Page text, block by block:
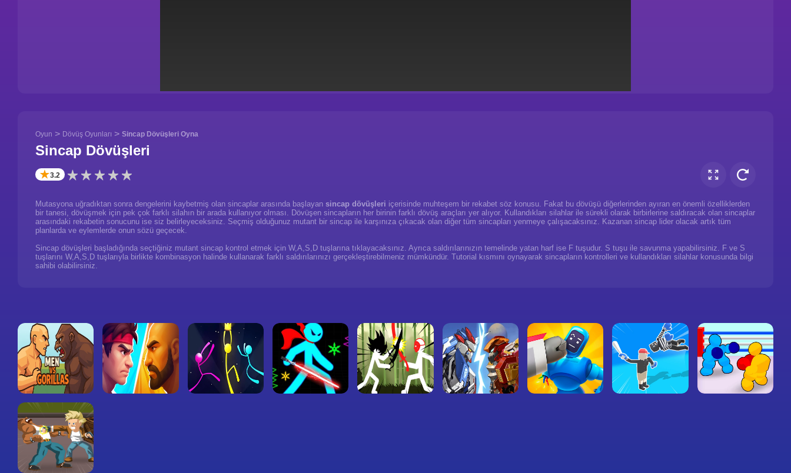
Oyun > Dövüş Oyunları > Sincap Dövüşleri Oyna
Sincap Dövüşleri
✭3.2
Mutasyona uğradıktan sonra dengelerini kaybetmiş olan sincaplar arasında başlayan sincap dövüşleri içerisinde muhteşem bir rekabet söz konusu. Fakat bu dövüşü diğerlerinden ayıran en önemli özelliklerden
bir tanesi, dövüşmek için pek çok farklı silahın bir arada kullanıyor olması. Dövüşen sincapların her birinin farklı dövüş araçları yer alıyor. Kullandıkları silahlar ile sürekli olarak birbirlerine saldıracak olan sincaplar
arasındaki rekabetin sonucunu ise siz belirleyeceksiniz. Seçmiş olduğunuz mutant bir sincap ile karşınıza çıkacak olan diğer tüm sincapları yenmeye çalışacaksınız. Kazanan sincap lider olacak artık tüm
planlarda ve eylemlerde onun sözü geçecek.
Sincap dövüşleri başladığında seçtiğiniz mutant sincap kontrol etmek için W,A,S,D tuşlarına tıklayacaksınız. Ayrıca saldırılarınızın temelinde yatan harf ise F tuşudur. S tuşu ile savunma yapabilirsiniz. F ve S
tuşlarını W,A,S,D tuşlarıyla birlikte kombinasyon halinde kullanarak farklı saldırılarınızı gerçekleştirebilmeniz mümkündür. Tutorial kısmını oynayarak sincapların kontrolleri ve kullandıkları silahlar konusunda bilgi
sahibi olabilirsiniz.